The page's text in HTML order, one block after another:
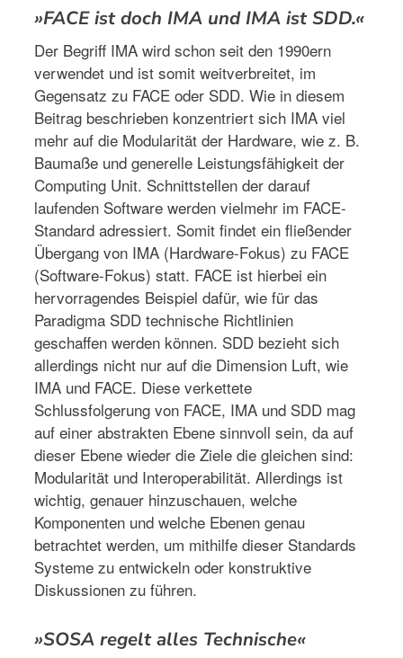
»FACE ist doch IMA und IMA ist SDD.«
Der Begriff IMA wird schon seit den 1990ern
verwendet und ist somit weitverbreitet, im
Gegensatz zu FACE oder SDD. Wie in diesem
Beitrag beschrieben konzentriert sich IMA viel
mehr auf die Modularität der Hardware, wie z. B.
Baumaße und generelle Leistungsfähigkeit der
Computing Unit. Schnittstellen der darauf
laufenden Software werden vielmehr im FACE-
Standard adressiert. Somit findet ein fließender
Übergang von IMA (Hardware-Fokus) zu FACE
(Software-Fokus) statt. FACE ist hierbei ein
hervorragendes Beispiel dafür, wie für das
Paradigma SDD technische Richtlinien
geschaffen werden können. SDD bezieht sich
allerdings nicht nur auf die Dimension Luft, wie
IMA und FACE. Diese verkettete
Schlussfolgerung von FACE, IMA und SDD mag
auf einer abstrakten Ebene sinnvoll sein, da auf
dieser Ebene wieder die Ziele die gleichen sind:
Modularität und Interoperabilität. Allerdings ist
wichtig, genauer hinzuschauen, welche
Komponenten und welche Ebenen genau
betrachtet werden, um mithilfe dieser Standards
Systeme zu entwickeln oder konstruktive
Diskussionen zu führen.
»SOSA regelt alles Technische«